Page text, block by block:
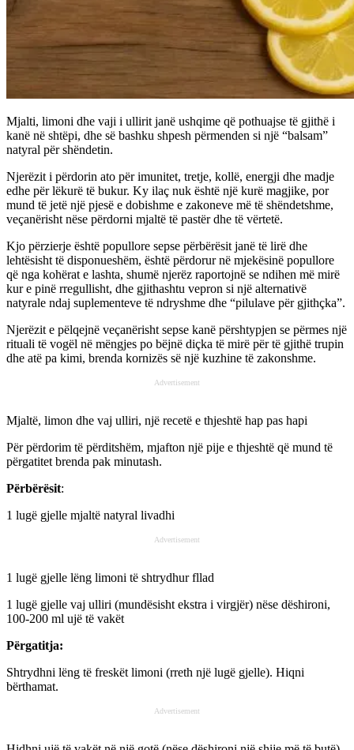
Mjalti, limoni dhe vaji i ullirit janë ushqime që pothuajse të gjithë i
kanë në shtëpi, dhe së bashku shpesh përmenden si një “balsam”
natyral për shëndetin.
Njerëzit i përdorin ato për imunitet, tretje, kollë, energji dhe madje
edhe për lëkurë të bukur. Ky ilaç nuk është një kurë magjike, por
mund të jetë një pjesë e dobishme e zakoneve më të shëndetshme,
veçanërisht nëse përdorni mjaltë të pastër dhe të vërtetë.
Kjo përzierje është popullore sepse përbërësit janë të lirë dhe
lehtësisht të disponueshëm, është përdorur në mjekësinë popullore
që nga kohërat e lashta, shumë njerëz raportojnë se ndihen më mirë
kur e pinë rregullisht, dhe gjithashtu vepron si një alternativë
natyrale ndaj suplementeve të ndryshme dhe “pilulave për gjithçka”.
Njerëzit e pëlqejnë veçanërisht sepse kanë përshtypjen se përmes një
rituali të vogël në mëngjes po bëjnë diçka të mirë për të gjithë trupin
dhe atë pa kimi, brenda kornizës së një kuzhine të zakonshme.
Advertisement
Mjaltë, limon dhe vaj ulliri, një recetë e thjeshtë hap pas hapi
Për përdorim të përditshëm, mjafton një pije e thjeshtë që mund të
përgatitet brenda pak minutash.
Përbërësit:
1 lugë gjelle mjaltë natyral livadhi
Advertisement
1 lugë gjelle lëng limoni të shtrydhur fllad
1 lugë gjelle vaj ulliri (mundësisht ekstra i virgjër) nëse dëshironi,
100-200 ml ujë të vakët
Përgatitja:
Shtrydhni lëng të freskët limoni (rreth një lugë gjelle). Hiqni
bërthamat.
Advertisement